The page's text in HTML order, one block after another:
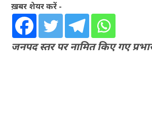
ख़बर शेयर करें -
जनपद स्तर पर नामित किए गए